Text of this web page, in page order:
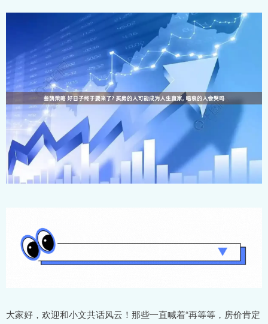
大家好，欢迎和小文共话风云！那些一直喊着“再等等，房价肯定